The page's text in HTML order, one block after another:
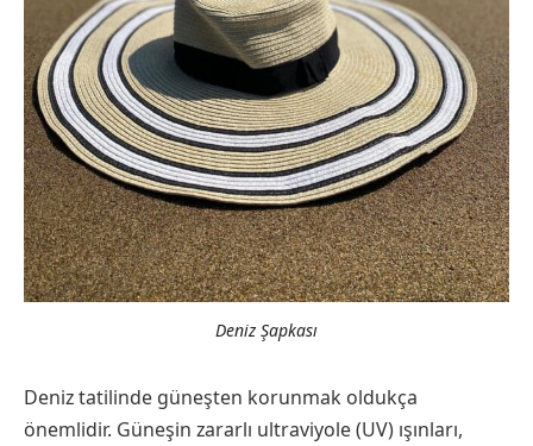
Deniz Şapkası
Deniz tatilinde güneşten korunmak oldukça
önemlidir. Güneşin zararlı ultraviyole (UV) ışınları,